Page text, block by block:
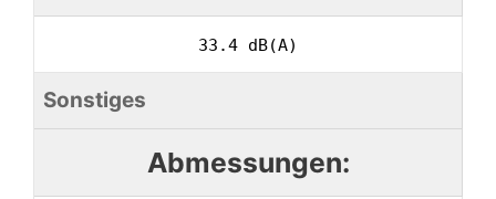
33.4 dB(A)
Sonstiges
Abmessungen: